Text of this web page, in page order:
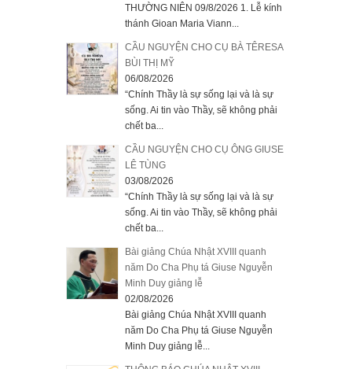
THƯỜNG NIÊN 09/8/2026 1. Lễ kính
thánh Gioan Maria Viann...
CẦU NGUYỆN CHO CỤ BÀ TÊRESA
BÙI THỊ MỸ
06/08/2026
“Chính Thầy là sự sống lại và là sự
sống. Ai tin vào Thầy, sẽ không phải
chết ba...
CẦU NGUYỆN CHO CỤ ÔNG GIUSE
LÊ TÙNG
03/08/2026
“Chính Thầy là sự sống lại và là sự
sống. Ai tin vào Thầy, sẽ không phải
chết ba...
Bài giảng Chúa Nhật XVIII quanh
năm Do Cha Phụ tá Giuse Nguyễn
Minh Duy giảng lễ
02/08/2026
Bài giảng Chúa Nhật XVIII quanh
năm Do Cha Phụ tá Giuse Nguyễn
Minh Duy giảng lễ...